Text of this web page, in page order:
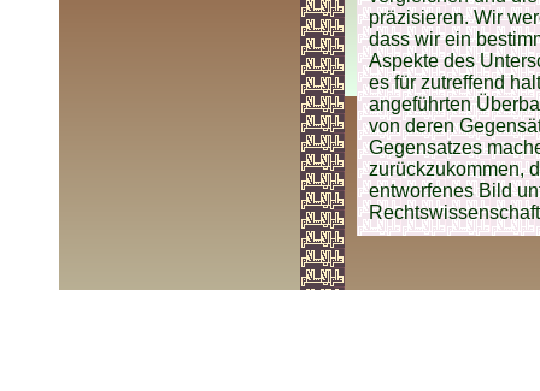
präzisieren. Wir
dass wir ein
Aspekte des
es für zutreffend
angeführten
von deren
Gegensatzes
zurückzukommen,
entworfenes Bild